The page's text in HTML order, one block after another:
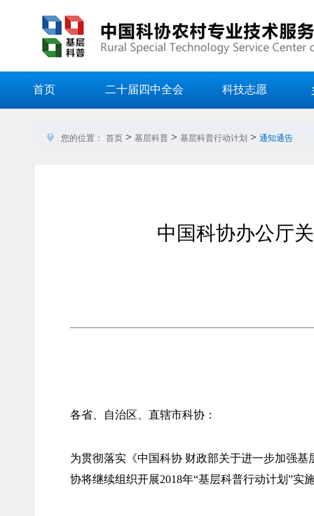
首页 二十届四中全会 科技志愿
您的位置： 首页 > 基层科普 > 基层科普行动计划 > 通知通告
中国科协办公厅
各省、自治区、直辖市科协：
为贯彻落实《中国科协 财政部关于进一步加强
协将继续组织开展2018年“基层科普行动计划”实